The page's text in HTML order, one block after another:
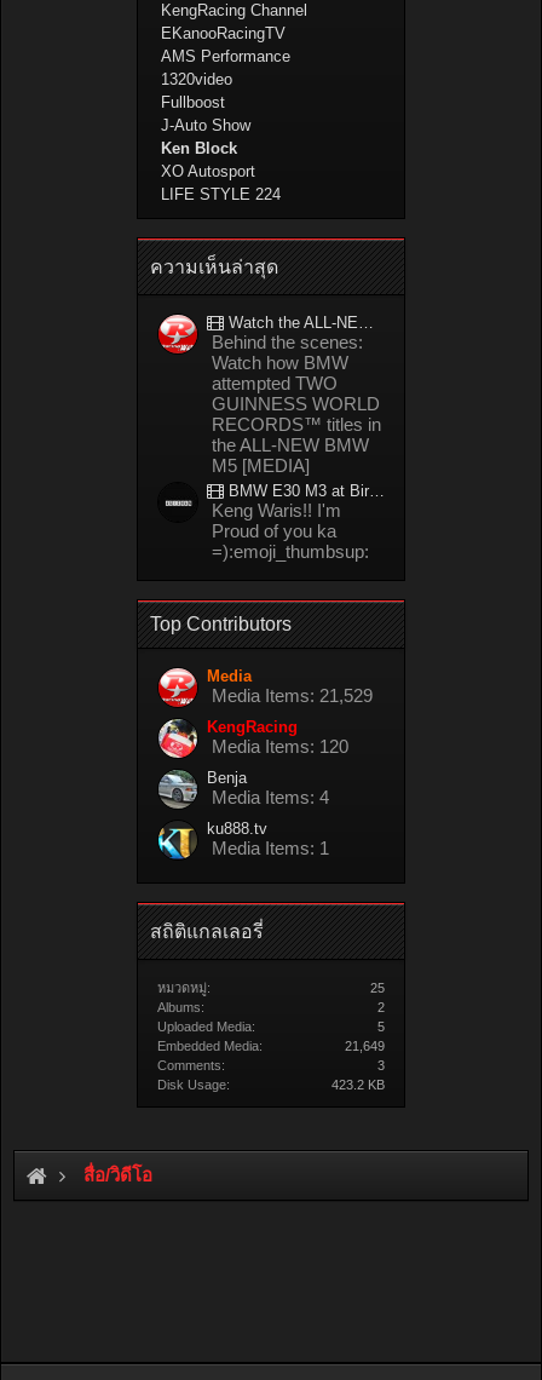
KengRacing Channel
EKanooRacingTV
AMS Performance
1320video
Fullboost
J-Auto Show
Ken Block
XO Autosport
LIFE STYLE 224
ความเห็นล่าสุด
Watch the ALL-NEW BMW M5 refuel mid-drift to take TWO GUINNESS WORLD RECORDS™ titles
Behind the scenes:
Watch how BMW
attempted TWO
GUINNESS WORLD
RECORDS™ titles in
the ALL-NEW BMW
M5 [MEDIA]
BMW E30 M3 at Bira circuit Thailand in 02/2008
Keng Waris!! I'm
Proud of you ka
=):emoji_thumbsup:
Top Contributors
Media
Media Items: 21,529
KengRacing
Media Items: 120
Benja
Media Items: 4
ku888.tv
Media Items: 1
สถิติแกลเลอรี่
หมวดหมู่:
25
Albums:
2
Uploaded Media:
5
Embedded Media:
21,649
Comments:
3
Disk Usage:
423.2 KB
สื่อ/วิดีโอ